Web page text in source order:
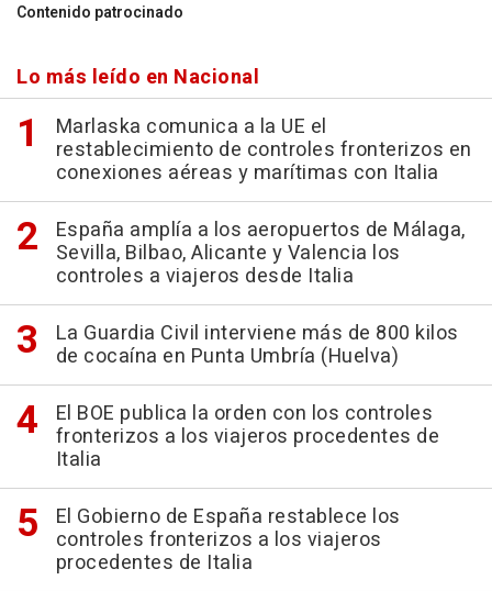
Contenido patrocinado
Lo más leído en Nacional
Marlaska comunica a la UE el
restablecimiento de controles fronterizos en
conexiones aéreas y marítimas con Italia
España amplía a los aeropuertos de Málaga,
Sevilla, Bilbao, Alicante y Valencia los
controles a viajeros desde Italia
La Guardia Civil interviene más de 800 kilos
de cocaína en Punta Umbría (Huelva)
El BOE publica la orden con los controles
fronterizos a los viajeros procedentes de
Italia
El Gobierno de España restablece los
controles fronterizos a los viajeros
procedentes de Italia